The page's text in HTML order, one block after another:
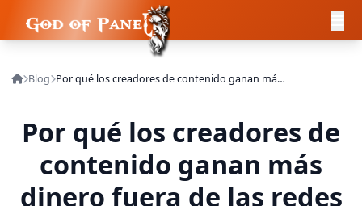
Blog Por qué los creadores de contenido ganan más dinero fuera de las redes sociales que en ellas
Por qué los creadores de
contenido ganan más
dinero fuera de las redes